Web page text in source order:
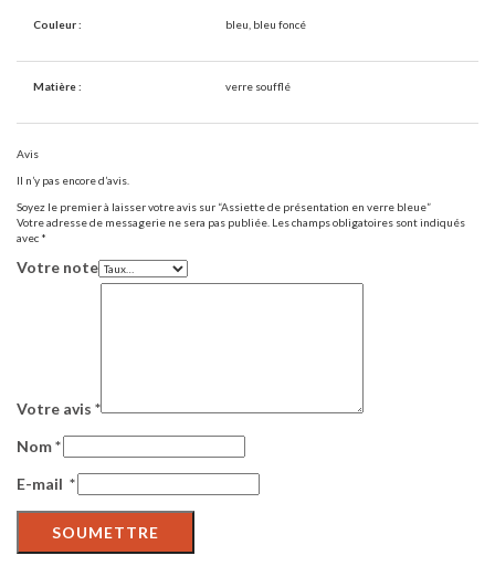
Couleur : bleu, bleu foncé
Matière : verre soufflé
Avis
Il n’y pas encore d’avis.
Soyez le premier à laisser votre avis sur “Assiette de présentation en verre bleue”
Votre adresse de messagerie ne sera pas publiée. Les champs obligatoires sont indiqués
avec *
Votre note
Votre avis *
Nom*
E-mail *